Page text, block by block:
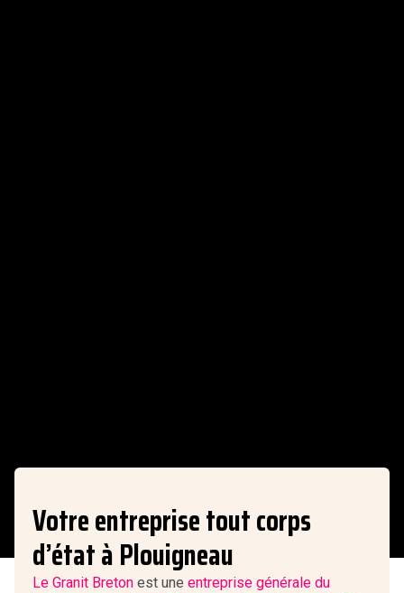
Votre entreprise tout corps
d’état à Plouigneau
Le Granit Breton est une entreprise générale du